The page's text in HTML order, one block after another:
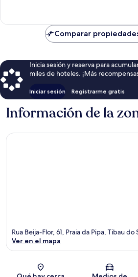
Comparar
Inicia sesión y reserva para
miles de hoteles. ¡Más
Iniciar sesión Registrarme gratis
Información de la
Sección
Rua Beija-Flor, 61, Praia da Pipa, Tibau
Ver en el mapa